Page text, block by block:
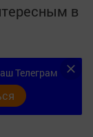
в
Телеграм